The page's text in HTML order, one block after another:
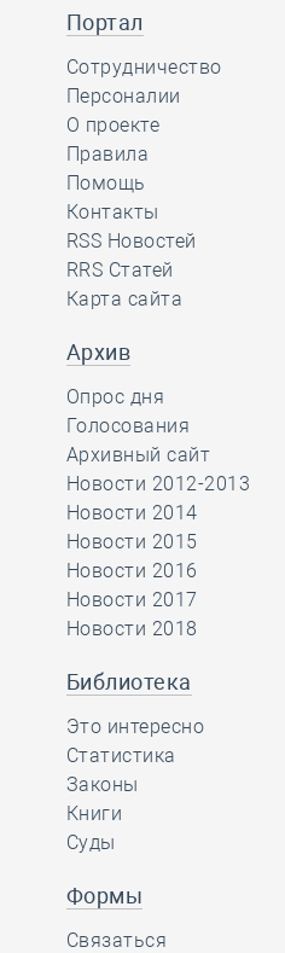
Портал
Сотрудничество
Персоналии
О проекте
Правила
Помощь
Контакты
RSS Новостей
RRS Статей
Карта сайта
Архив
Опрос дня
Голосования
Архивный сайт
Новости 2012-2013
Новости 2014
Новости 2015
Новости 2016
Новости 2017
Новости 2018
Библиотека
Это интересно
Статистика
Законы
Книги
Суды
Формы
Связаться